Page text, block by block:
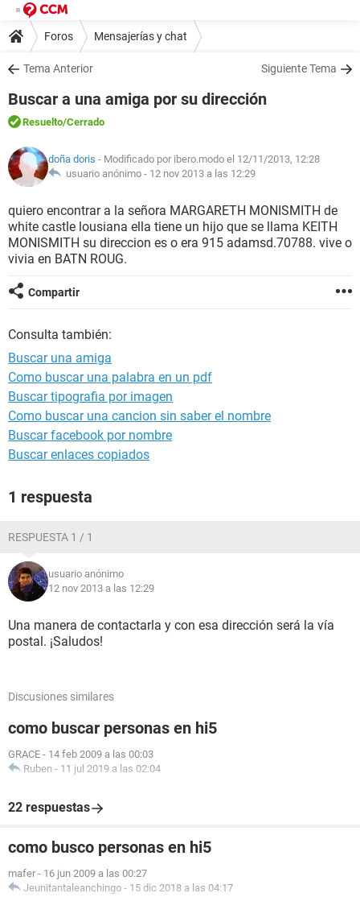
Foros Mensajerías y chat
Tema Anterior Siguiente Tema
Buscar a una amiga por su dirección
Resuelto/Cerrado
doña doris - Modificado por ibero.modo el 12/11/2013, 12:28
usuario anónimo - 12 nov 2013 a las 12:29
quiero encontrar a la señora MARGARETH MONISMITH de
white castle lousiana ella tiene un hijo que se llama KEITH
MONISMITH su direccion es o era 915 adamsd.70788. vive o
vivia en BATN ROUG.
Compartir
Consulta también:
Buscar una amiga
Como buscar una palabra en un pdf
Buscar tipografia por imagen
Como buscar una cancion sin saber el nombre
Buscar facebook por nombre
Buscar enlaces copiados
1 respuesta
RESPUESTA 1 / 1
usuario anónimo
12 nov 2013 a las 12:29
Una manera de contactarla y con esa dirección será la vía
postal. ¡Saludos!
Discusiones similares
como buscar personas en hi5
GRACE - 14 feb 2009 a las 00:03
Ruben - 11 jul 2019 a las 02:04
22 respuestas
como busco personas en hi5
mafer - 16 jun 2009 a las 00:27
Jeunitantaleanchingo - 15 dic 2018 a las 04:17